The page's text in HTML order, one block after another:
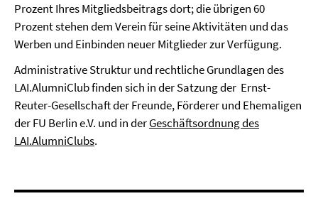
Prozent Ihres Mitgliedsbeitrags dort; die übrigen 60
Prozent stehen dem Verein für seine Aktivitäten und das
Werben und Einbinden neuer Mitglieder zur Verfügung.
Administrative Struktur und rechtliche Grundlagen des
LAI.AlumniClub finden sich in der Satzung der Ernst-
Reuter-Gesellschaft der Freunde, Förderer und Ehemaligen
der FU Berlin e.V. und in derGeschäftsordnung des
LAI.AlumniClubs.